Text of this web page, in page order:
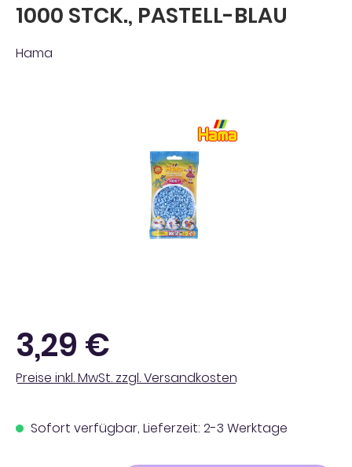
1000 STCK., PASTELL-BLAU
Hama
Regulärer Preis:
3,29 €
Preise inkl. MwSt. zzgl. Versandkosten
Sofort verfügbar, Lieferzeit: 2-3 Werktage